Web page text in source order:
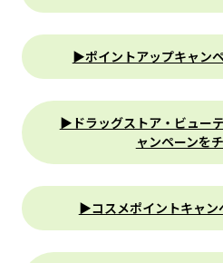
▶︎ポイントアップキャン
▶︎ドラッグストア・ビュー
ャンペーンを
▶︎コスメポイントキャン